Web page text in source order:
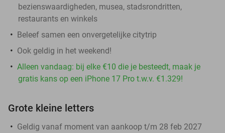
bezienswaardigheden, musea, stadsrondritten,
restaurants en winkels
Beleef samen een onvergetelijke citytrip
Ook geldig in het weekend!
Alleen vandaag: bij elke €10 die je besteedt, maak je
gratis kans op een iPhone 17 Pro t.w.v. €1.329!
Grote kleine letters
Geldig vanaf moment van aankoop t/m 28 feb 2027